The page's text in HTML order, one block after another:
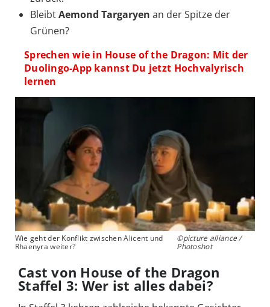
BleibtAemond Targaryen an der Spitze der
Grünen?
Sprechen wie in House of the Dragon: Mit der
Duolingo-App kannst Du jetzt Hochvalyrisch
lernen
Wie geht der Konflikt zwischen Alicent und
Rhaenyra weiter?
©picture alliance /
Photoshot
Cast von House of the Dragon
Staffel 3: Wer ist alles dabei?